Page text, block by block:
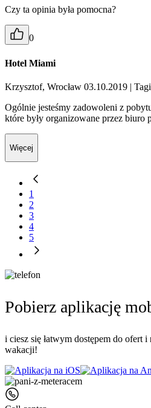
Czy ta opinia była pomocna?
0
Hotel Miami
Krzysztof, Wrocław 03.10.2019 |
Ogólnie jesteśmy zadowoleni z
które były organizowane przez biuro
Więcej
1
2
3
4
5
Pobierz aplikację
i ciesz się łatwym dostępem do ofert
wakacji!